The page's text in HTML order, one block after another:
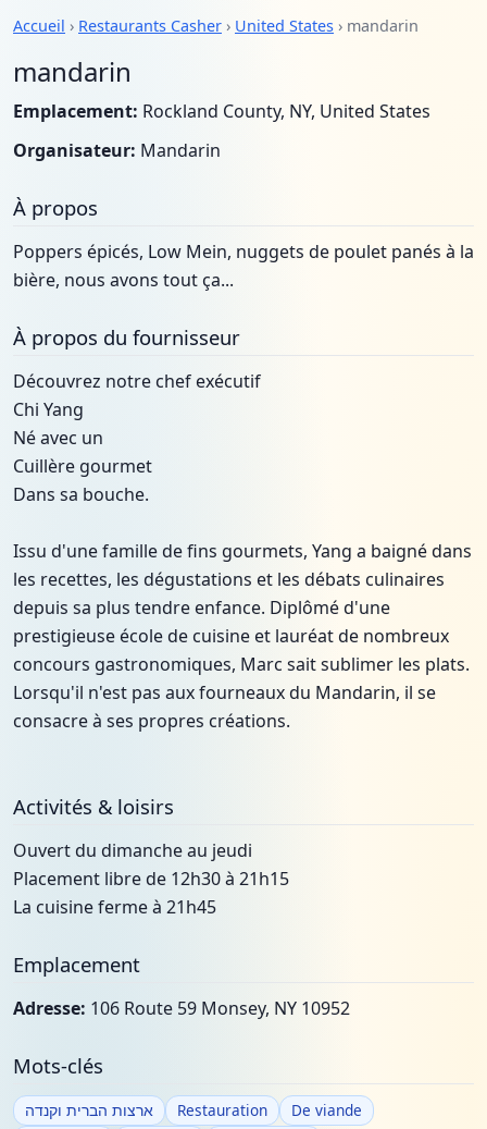
Accueil › Restaurants Casher › United States › mandarin
mandarin
Emplacement: Rockland County, NY, United States
Organisateur: Mandarin
À propos
Poppers épicés, Low Mein, nuggets de poulet panés à la
bière, nous avons tout ça...
À propos du fournisseur
Découvrez notre chef exécutif
Chi Yang
Né avec un
Cuillère gourmet
Dans sa bouche.
Issu d'une famille de fins gourmets, Yang a baigné dans
les recettes, les dégustations et les débats culinaires
depuis sa plus tendre enfance. Diplômé d'une
prestigieuse école de cuisine et lauréat de nombreux
concours gastronomiques, Marc sait sublimer les plats.
Lorsqu'il n'est pas aux fourneaux du Mandarin, il se
consacre à ses propres créations.
Activités & loisirs
Ouvert du dimanche au jeudi
Placement libre de 12h30 à 21h15
La cuisine ferme à 21h45
Emplacement
Adresse: 106 Route 59 Monsey, NY 10952
Mots-clés
ארצות הברית וקנדה Restauration
De viande